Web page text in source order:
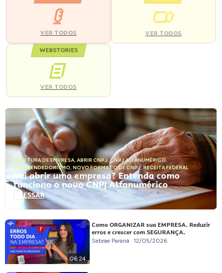
VER TODOS VER TODOS
WEBSTORIES
VER TODOS
ABERTURA DE EMPRESA, ABRIR CNPJ,CNPJ ALFANUMÉRICO,
EMPREENDEDORISMO, NOVO FORMATO DE CNPJ,RECEITA FEDERAL
Vai abrir uma empresa? Entenda como
funciona o novo CNPJ Alfanumérico
ACESSAR
06:24
Como ORGANIZAR sua EMPRESA. Reduzir
erros e crescer com SEGURANÇA.
Sebrae Paraná 12/05/2026